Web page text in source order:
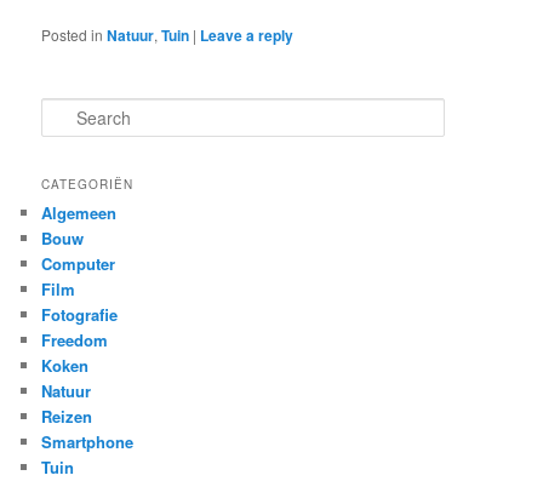
Posted in Natuur,Tuin | Leave a reply
e
r
h
CATEGORIËN
Algemeen
Bouw
Computer
Film
Fotografie
Freedom
Koken
Natuur
Reizen
Smartphone
Tuin